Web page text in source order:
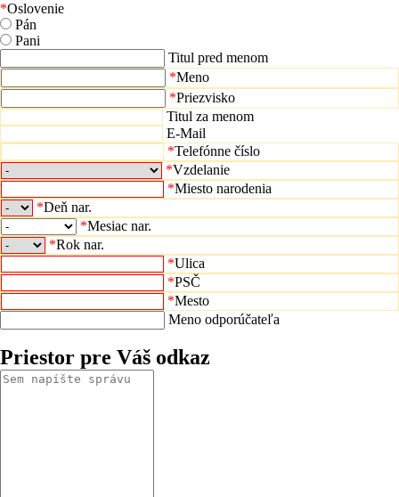
*Oslovenie
Pán
Pani
Titul pred menom
*Meno
*Priezvisko
Titul za menom
E-Mail
*Telefónne číslo
*Vzdelanie
*Miesto narodenia
*Deň nar.
*Mesiac nar.
*Rok nar.
*Ulica
*PSČ
*Mesto
Meno odporúčateľa
Priestor pre Váš odkaz